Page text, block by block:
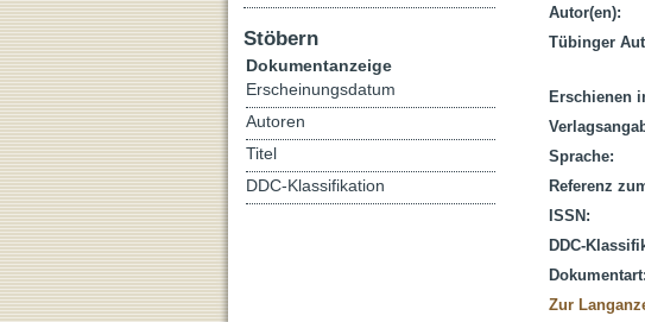
Autor(en):
Tübinger
Erschienen
Sprache:
Referenz
ISSN:
DDC-
Dokumentart:
Zur
Stöbern
Dokumentanzeige
Erscheinungsdatum
Autoren
Titel
DDC-Klassifikation